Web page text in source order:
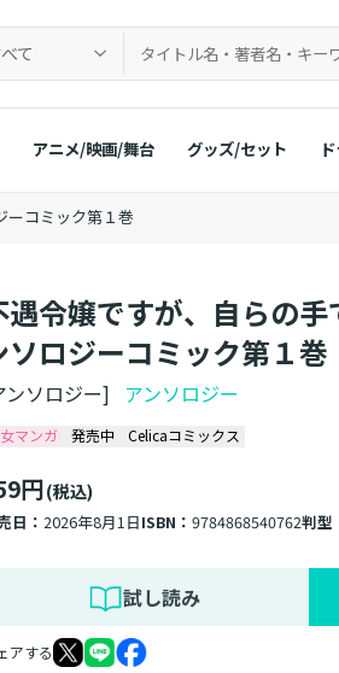
て
アニメ/映画/舞台 グッズ/セット
ーコミック第１巻
遇令嬢ですが、自らの
ソロジーコミック第１巻
ンソロジー] アンソロジー
マンガ 発売中 Celicaコミックス
円(税込)
日：2026年8月1日ISBN：9784868540762判型
試し読み
アする